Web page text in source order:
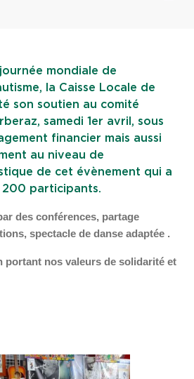
mondiale de
la Caisse Locale de
son soutien au comité
samedi 1er avril, sous
financier mais aussi
au niveau de
de cet évènement qui a
200 participants.
des conférences, partage
spectacle de danse adaptée .
portant nos valeurs de solidarité et